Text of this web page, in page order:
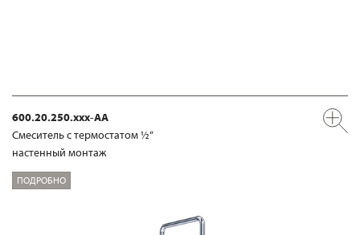
600.20.250.xxx-AA
Смеситель с термостатом ½“
настенный монтаж
ПОДРОБНО